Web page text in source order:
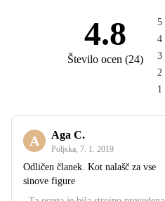
4.8
Število ocen (24)
5
4
3
2
1
A Aga C.
Poljska 7. 1. 2019
Odličen članek. Kot nalašč za vse
sinove figure